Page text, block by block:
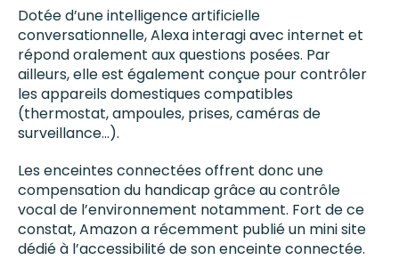
Dotée d’une intelligence artificielle
conversationnelle, Alexa interagi avec internet et
répond oralement aux questions posées. Par
ailleurs, elle est également conçue pour contrôler
les appareils domestiques compatibles
(thermostat, ampoules, prises, caméras de
surveillance…).
Les enceintes connectées offrent donc une
compensation du handicap grâce au contrôle
vocal de l’environnement notamment. Fort de ce
constat, Amazon a récemment publié un mini site
dédié à l’accessibilité de son enceinte connectée.